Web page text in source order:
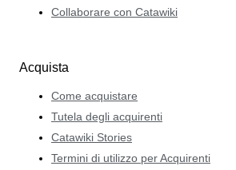
Collaborare con Catawiki
Acquista
Come acquistare
Tutela degli acquirenti
Catawiki Stories
Termini di utilizzo per Acquirenti